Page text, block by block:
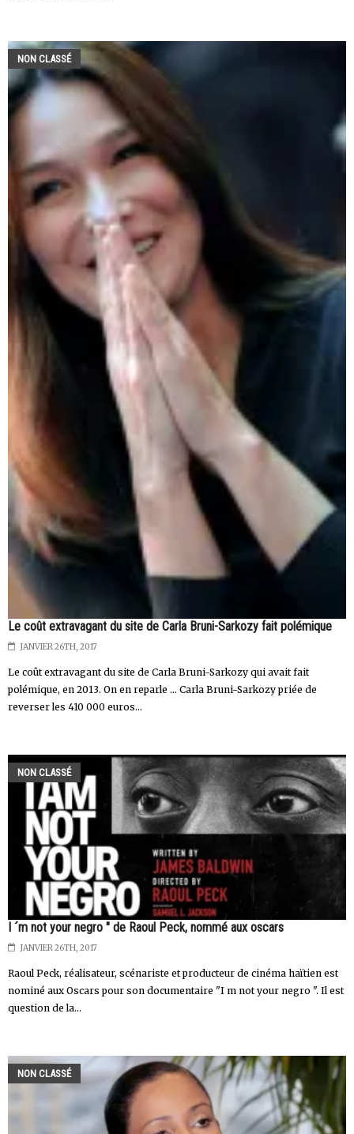
NON CLASSÉ
Le coût extravagant du site de Carla Bruni-Sarkozy fait polémique
JANVIER 26TH, 2017
Le coût extravagant du site de Carla Bruni-Sarkozy qui avait fait
polémique, en 2013. On en reparle ... Carla Bruni-Sarkozy priée de
reverser les 410 000 euros...
NON CLASSÉ
I ´m not your negro " de Raoul Peck, nommé aux oscars
JANVIER 26TH, 2017
Raoul Peck, réalisateur, scénariste et producteur de cinéma haïtien est
nominé aux Oscars pour son documentaire "I m not your negro ". Il est
question de la...
NON CLASSÉ